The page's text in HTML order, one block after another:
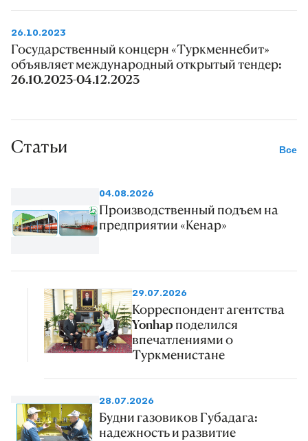
26.10.2023
Государственный концерн «Туркменнебит»
объявляет международный открытый тендер:
26.10.2023-04.12.2023
Статьи Все
04.08.2026
Производственный подъем на
предприятии «Кенар»
29.07.2026
Корреспондент агентства
Yonhap поделился
впечатлениями о
Туркменистане
28.07.2026
Будни газовиков Губадага:
надежность и развитие